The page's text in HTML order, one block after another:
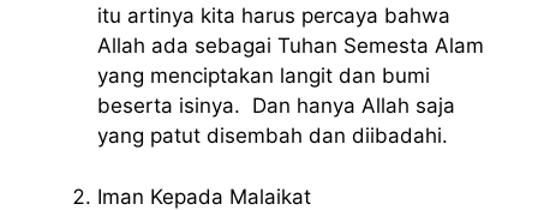
itu artinya kita harus percaya bahwa
Allah ada sebagai Tuhan Semesta Alam
yang menciptakan langit dan bumi
beserta isinya. Dan hanya Allah saja
yang patut disembah dan diibadahi.
Iman Kepada Malaikat